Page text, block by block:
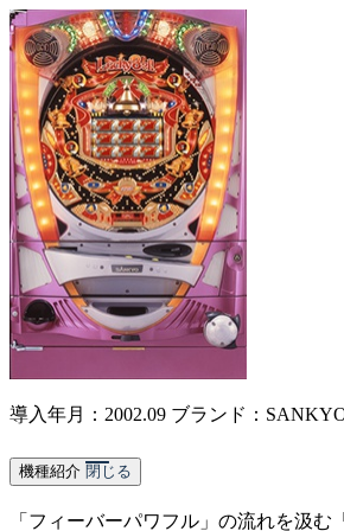
導入年月：2002.09 ブランド：
機種紹介 閉じる
「フィーバーパワフル」の流れを汲む